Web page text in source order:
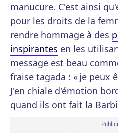
manucure. C'est ainsi
pour les droits de la
rendre hommage à des
inspirantes en les
message est beau
fraise tagada : « je peux
J'en chiale d'émotion
quand ils ont fait la